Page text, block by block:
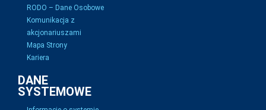
RODO – Dane Osobowe
Komunikacja z
akcjonariuszami
Mapa Strony
Kariera
DANE
SYSTEMOWE